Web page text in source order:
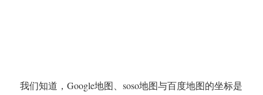
我们知道，Google地图、soso地图与百度地图的坐标是